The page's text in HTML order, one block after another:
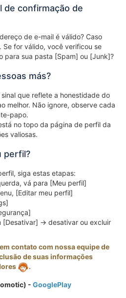
de confirmação de
de e-mail é válido? Caso
for válido, você verificou se
para sua pasta [Spam] ou [Junk]?
más?
que reflete a honestidade do
melhor. Não ignore, observe cada
papo.
no topo da página de perfil da
valiosas.
perfil?
siga estas etapas:
vá para [Meu perfil]
[Editar meu perfil]
[Desativar] -> desativar ou excluir
contato com nossa equipe de
de suas informações
.
-GooglePlay